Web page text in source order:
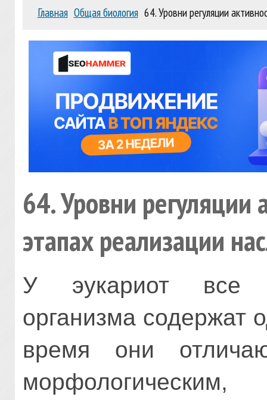
Главная Общая биология 64. Уровни регуляции
64. Уровни регуляции
этапах реализации
У эукариот все
организма содержат
время они